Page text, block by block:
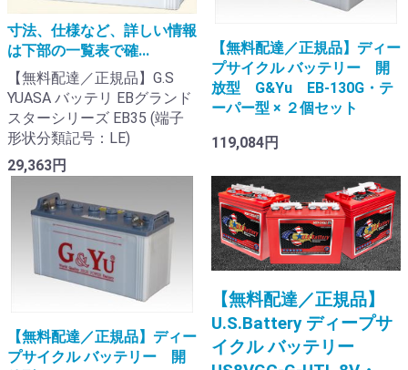
寸法、仕様など、詳しい情報
は下部の一覧表で確...
【無料配達／正規品】G.S
YUASA バッテリ EBグランド
スターシリーズ EB35 (端子
形状分類記号：LE)
29,363円
【無料配達／正規品】ディー
プサイクル バッテリー 開
放型 G&Yu EB-130G・テ
ーパー型 × ２個セット
119,084円
【無料配達／正規品】ディー
プサイクル バッテリー 開
【無料配達／正規品】
U.S.Battery ディープサ
イクル バッテリー